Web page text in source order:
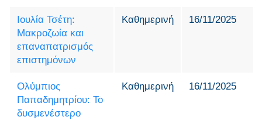
Ιουλία Τσέτη:
Μακροζωία και
επαναπατρισμός
επιστημόνων
Καθημερινή 16/11/2025
Ολύμπιος
Παπαδημητρίου: Το
δυσμενέστερο
Καθημερινή 16/11/2025